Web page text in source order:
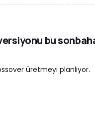
bu
üretmeyi planlıyor.